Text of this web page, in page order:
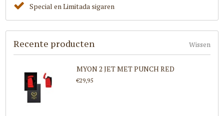
Special en Limitada sigaren
Recente producten Wissen
MYON 2 JET MET PUNCH RED
€29,95